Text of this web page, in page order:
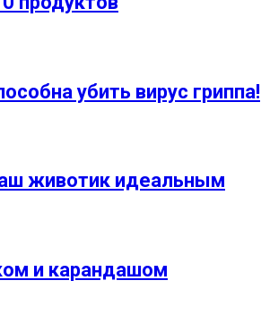
убить вирус гриппа!
животик идеальным
и карандашом